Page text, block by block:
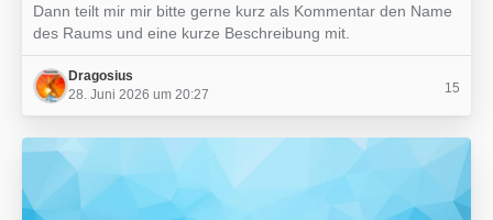
Dann teilt mir mir bitte gerne kurz als Kommentar den Name
des Raums und eine kurze Beschreibung mit.
Dragosius
28. Juni 2026 um 20:27
15